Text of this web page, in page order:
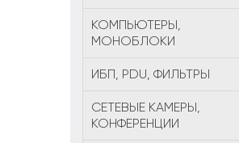
КОМПЬЮТЕРЫ,
МОНОБЛОКИ
ИБП, PDU, ФИЛЬТРЫ
СЕТЕВЫЕ КАМЕРЫ,
КОНФЕРЕНЦИИ